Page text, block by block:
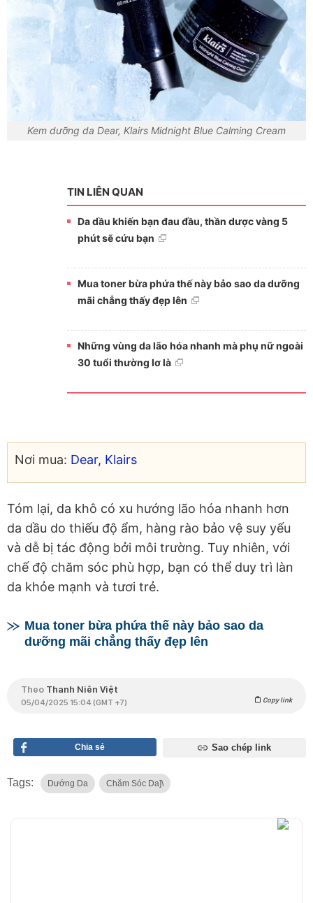
Kem dưỡng da Dear, Klairs Midnight Blue Calming Cream
TIN LIÊN QUAN
Da dầu khiến bạn đau đầu, thần dược vàng 5
phút sẽ cứu bạn
Mua toner bừa phứa thế này bảo sao da dưỡng
mãi chẳng thấy đẹp lên
Những vùng da lão hóa nhanh mà phụ nữ ngoài
30 tuổi thường lơ là
Nơi mua: Dear, Klairs
Tóm lại, da khô có xu hướng lão hóa nhanh hơn
da dầu do thiếu độ ẩm, hàng rào bảo vệ suy yếu
và dễ bị tác động bởi môi trường. Tuy nhiên, với
chế độ chăm sóc phù hợp, bạn có thể duy trì làn
da khỏe mạnh và tươi trẻ.
Mua toner bừa phứa thế này bảo sao da
dưỡng mãi chẳng thấy đẹp lên
Theo Thanh Niên Việt
05/04/2025 15:04 (GMT +7) Copy link
Chia sẻ Sao chép link
Tags: Dướng Da Chăm Sóc Da]\